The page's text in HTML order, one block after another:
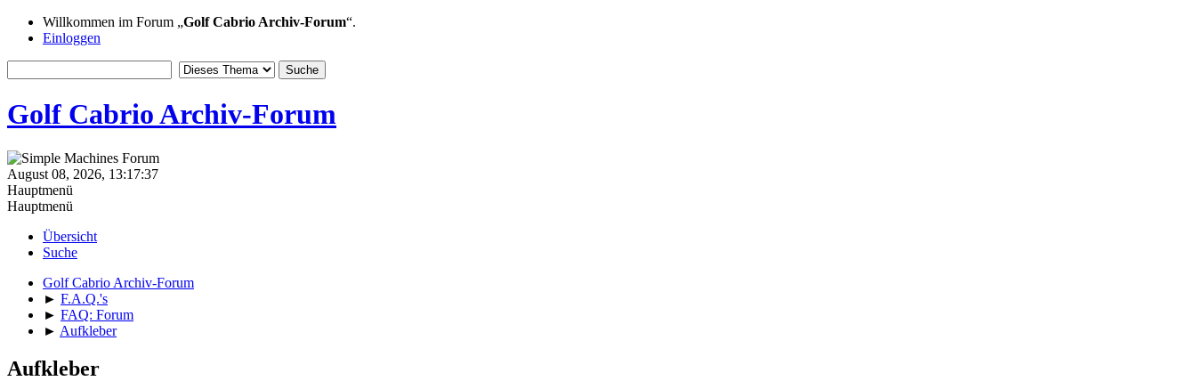
Willkommen im Forum „Golf Cabrio Archiv-Forum“.
Einloggen
Golf Cabrio Archiv-Forum
August 08, 2026, 13:17:37
Hauptmenü
Hauptmenü
Übersicht
Suche
Golf Cabrio Archiv-Forum
► F.A.Q.'s
► FAQ: Forum
► Aufkleber
Aufkleber